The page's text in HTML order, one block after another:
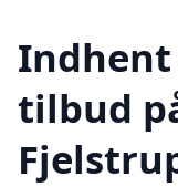
tilbud